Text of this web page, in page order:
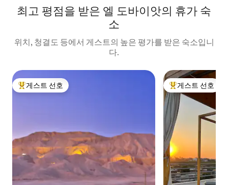
최고 평점을 받은 엘 도바이앗의 휴가 숙
소
위치, 청결도 등에서 게스트의 높은 평가를 받은 숙소입니
다.
상위 게스트 선호
게스트 선호 상위 게스트 선호
게스트 선호